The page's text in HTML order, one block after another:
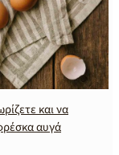
και να
αυγά